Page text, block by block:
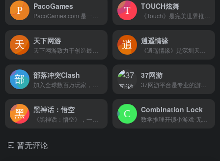
PacoGames TOUCH炫舞
天下网游 逍遥情缘
部落冲突Clash 37网游
黑神话：悟空 Combination Lock
暂无评论